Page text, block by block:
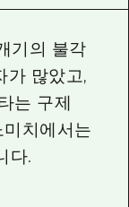
통 정보
기의 불각
가 많았고,
는 구제
치에서는
다.